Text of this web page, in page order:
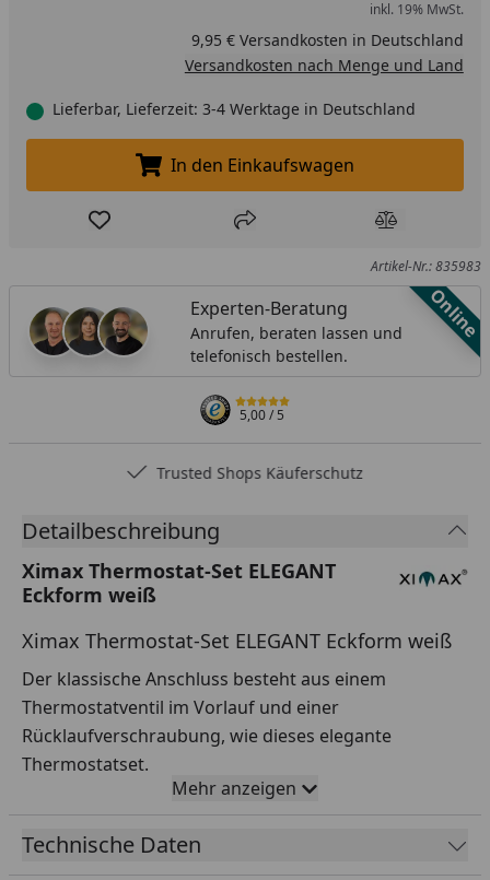
inkl. 19% MwSt.
9,95 € Versandkosten in Deutschland
Versandkosten nach Menge und Land
Lieferbar, Lieferzeit: 3-4 Werktage in Deutschland
In den Einkaufswagen legen
In den Einkaufswagen
Produkt zur Wunschliste hinzufügen
Teilen Produkt
Artikel-Nr.: 835983
Online
Experten-Beratung
Anrufen, beraten lassen und
telefonisch bestellen.
5,00/ 5
Trusted Shops Käuferschutz
Detailbeschreibung
Ximax Thermostat-Set ELEGANT
Eckform weiß
Ximax Thermostat-Set ELEGANT Eckform weiß
Der klassische Anschluss besteht aus einem
Thermostatventil im Vorlauf und einer
Rücklaufverschraubung, wie dieses elegante
Thermostatset.
Eck- oder Durchgangs
Mehr anzeigen
Technische Daten